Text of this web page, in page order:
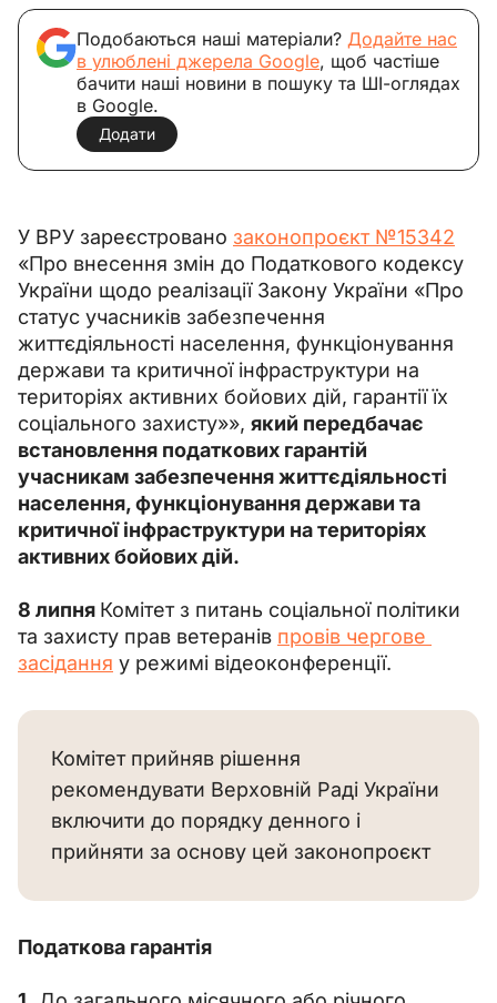
Подобаються наші матеріали? Додайте нас
в улюблені джерела Google, щоб частіше
бачити наші новини в пошуку та ШІ-оглядах
в Google.
Додати
У ВРУ зареєстровано законопроєкт №15342
«Про внесення змін до Податкового кодексу
України щодо реалізації Закону України «Про
статус учасників забезпечення
життєдіяльності населення, функціонування
держави та критичної інфраструктури на
територіях активних бойових дій, гарантії їх
соціального захисту»», який передбачає
встановлення податкових гарантій
учасникам забезпечення життєдіяльності
населення, функціонування держави та
критичної інфраструктури на територіях
активних бойових дій.
8 липня Комітет з питань соціальної політики
та захисту прав ветеранів провів чергове
засідання у режимі відеоконференції.
Комітет прийняв рішення
рекомендувати Верховній Раді України
включити до порядку денного і
прийняти за основу цей законопроєкт
Податкова гарантія